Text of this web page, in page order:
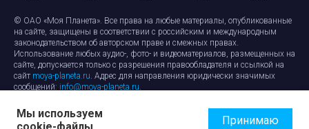
© ОАО «Моя Планета». Все права на любые материалы, опубликованные
на сайте, защищены в соответствии с российским и международным
законодательством об авторском праве и смежных правах.
Использование любых аудио-, фото- и видеоматериалов, размещенных на
сайте, допускается только с разрешения правообладателя и ссылкой на
сайт moya-planeta.ru. Адрес для направления юридически значимых
сообщений: info@moya-planeta.ru.
Правила сайтаРабота с cookie-файлами
Мы используем
Принимаю